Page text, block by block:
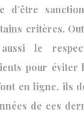
d’être
critères.
le
pour éviter
en ligne, ils
de ces